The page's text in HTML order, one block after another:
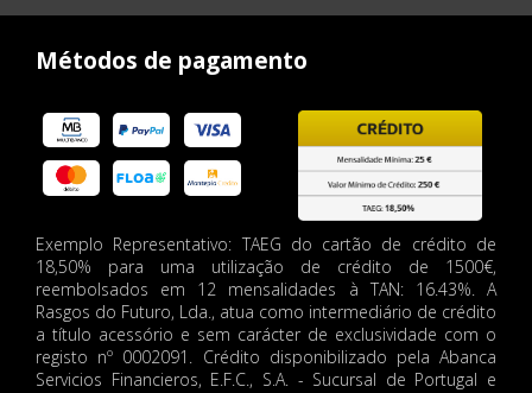
Métodos de pagamento
Exemplo Representativo: TAEG do cartão de crédito de
18,50% para uma utilização de crédito de 1500€,
reembolsados em 12 mensalidades à TAN: 16.43%. A
Rasgos do Futuro, Lda., atua como intermediário de crédito
a título acessório e sem carácter de exclusividade com o
registo nº 0002091. Crédito disponibilizado pela Abanca
Servicios Financieros, E.F.C., S.A. - Sucursal de Portugal e